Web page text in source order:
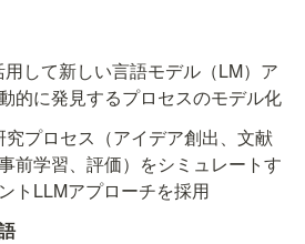
用して新しい言語モデル（LM）ア
的に発見するプロセスのモデル化
究プロセス（アイデア創出、文献
前学習、評価）をシミュレートす
トLLMアプローチを採用